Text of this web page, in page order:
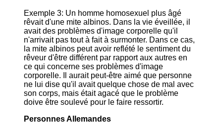
Exemple 3: Un homme homosexuel plus âgé
rêvait d'une mite albinos. Dans la vie éveillée, il
avait des problèmes d'image corporelle qu'il
n'arrivait pas tout à fait à surmonter. Dans ce cas,
la mite albinos peut avoir reflété le sentiment du
rêveur d'être différent par rapport aux autres en
ce qui concerne ses problèmes d'image
corporelle. Il aurait peut-être aimé que personne
ne lui dise qu'il avait quelque chose de mal avec
son corps, mais était agacé que le problème
doive être soulevé pour le faire ressortir.
Personnes Allemandes